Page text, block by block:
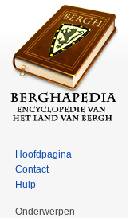
Hoofdpagina
Contact
Hulp
Onderwerpen